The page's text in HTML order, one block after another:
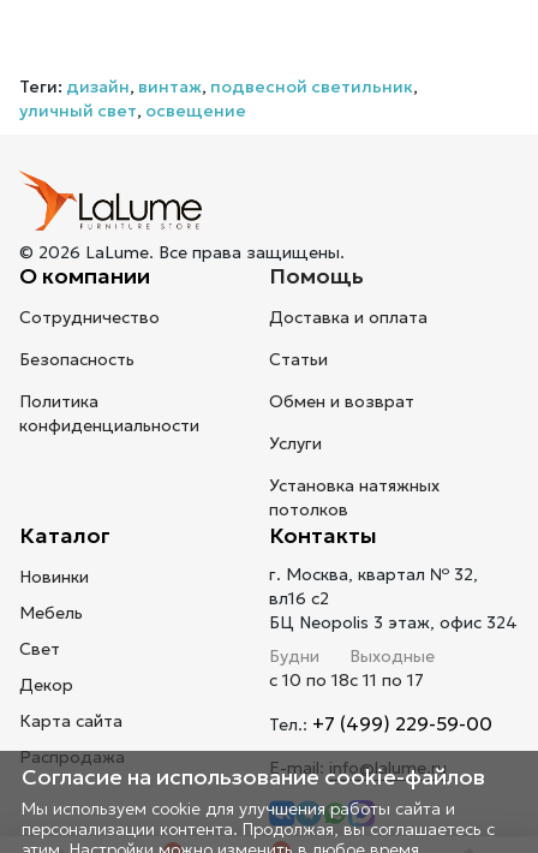
Теги: дизайн, винтаж, подвесной светильник,
уличный свет, освещение
© 2026 LaLume. Все права защищены.
О компании
Сотрудничество
Безопасность
Политика
конфиденциальности
Помощь
Доставка и оплата
Статьи
Обмен и возврат
Услуги
Установка натяжных
потолков
Каталог
Новинки
Мебель
Свет
Декор
Карта сайта
Распродажа
Контакты
г. Москва, квартал № 32,
вл16 с2
БЦ Neopolis 3 этаж, офис 324
Будни
с 10 по 18
Выходные
с 11 по 17
Тел.: +7 (499) 229-59-00
E-mail: info@lalume.ru
Согласие на использование cookie-файлов
Мы используем cookie для улучшения работы сайта и
персонализации контента. Продолжая, вы соглашаетесь с